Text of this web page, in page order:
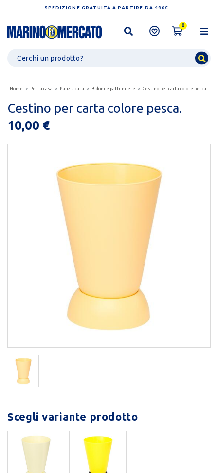
SPEDIZIONE GRATUITA A PARTIRE DA 490€
0
Home Per la casa Pulizia casa Bidoni e pattumiere Cestino per carta colore pesca.
Cestino per carta colore pesca.
10,00 €
Scegli variante prodotto